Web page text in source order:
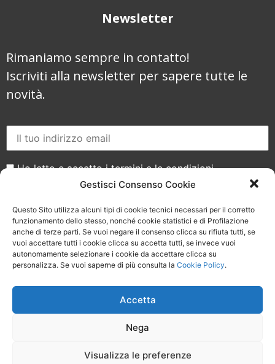
Gestisci Consenso Cookie
Questo Sito utilizza alcuni tipi di cookie tecnici necessari per il corretto
funzionamento dello stesso, nonché cookie statistici e di Profilazione
anche di terze parti. Se vuoi negare il consenso clicca su rifiuta tutti, se
vuoi accettare tutti i cookie clicca su accetta tutti, se invece vuoi
autonomamente selezionare i cookie da accettare clicca su
personalizza. Se vuoi saperne di più consulta la Cookie Policy.
Accetta
Nega
Visualizza le preferenze
Newsletter
Rimaniamo sempre in contatto!
Iscriviti alla newsletter per sapere tutte le
novità.
Ho letto e accetto i termini e le condizioni
Seguici sui social